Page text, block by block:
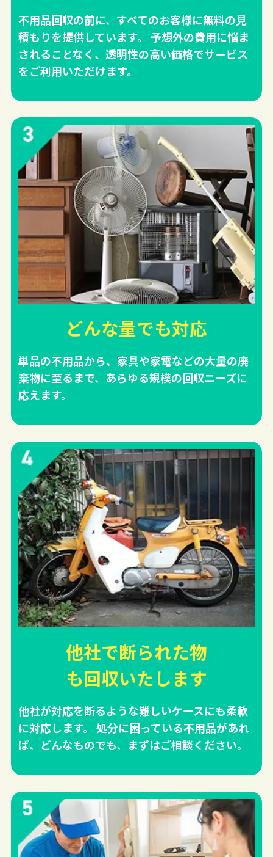
不用品回収の前に、すべてのお客様に無料の見
積もりを提供しています。 予想外の費用に悩ま
されることなく、透明性の高い価格でサービス
をご利用いただけます。
どんな量でも対応
単品の不用品から、家具や家電などの大量の廃
棄物に至るまで、あらゆる規模の回収ニーズに
応えます。
他社で断られた物
も回収いたします
他社が対応を断るような難しいケースにも柔軟
に対応します。 処分に困っている不用品があれ
ば、どんなものでも、まずはご相談ください。